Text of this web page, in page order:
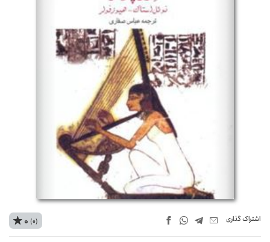
اشتراک‌ گذاری 0 (0)